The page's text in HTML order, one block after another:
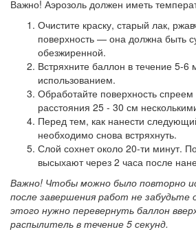
Важно! Аэрозоль должен иметь
Очистите краску, старый лак,
поверхность — она должна быть
обезжиренной.
Встряхните баллон в течение 5-6
использованием.
Обработайте поверхность
расстояния 25 - 30 см
Перед тем, как нанести
необходимо снова встряхнуть.
Слой сохнет около 20-ти минут.
высыхают через 2 часа после
Важно! Чтобы можно было повторно
после завершения работ не забудьте
этого нужно перевернуть баллон
распылитель в течение 5 секунд.